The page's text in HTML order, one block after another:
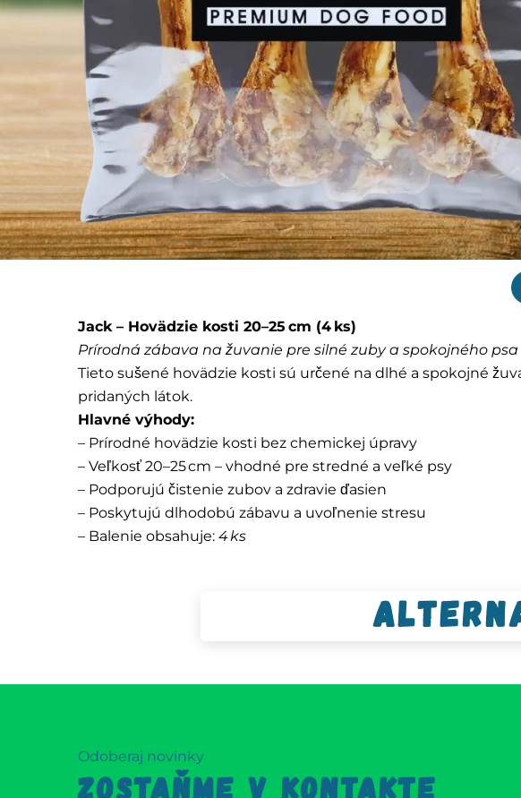
Jack – Hovädzie kosti 20–25 cm (4 ks)
Prírodná zábava na žuvanie pre silné zuby a spokojného psa
Tieto sušené hovädzie kosti sú určené na dlhé a spokojné
pridaných látok.
Hlavné výhody:
– Prírodné hovädzie kosti bez chemickej úpravy
– Veľkosť 20–25 cm – vhodné pre stredné a veľké psy
– Podporujú čistenie zubov a zdravie ďasien
– Poskytujú dlhodobú zábavu a uvoľnenie stresu
– Balenie obsahuje: 4 ks
Odoberaj novinky
ZOSTAŇME V KONTAKTE